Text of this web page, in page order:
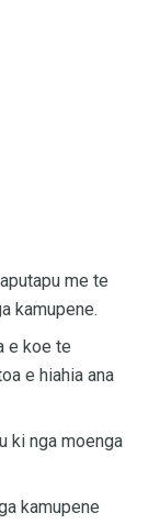
me te
kamupene.
e koe te
e hiahia ana
ki nga moenga
kamupene